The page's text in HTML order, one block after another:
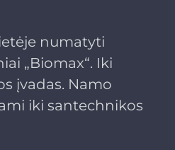
numatyti
„Biomax“. Iki
įvadas. Namo
iki santechnikos